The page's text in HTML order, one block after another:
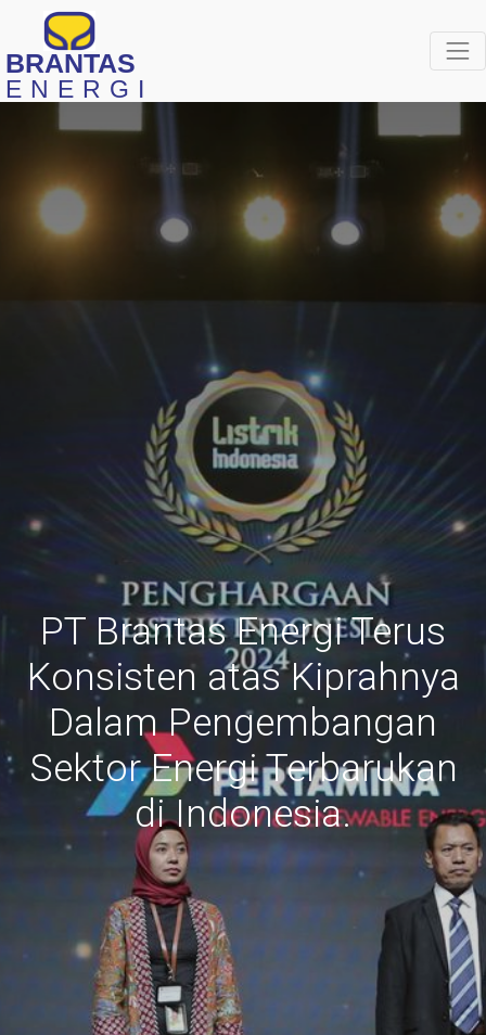
BRANTAS
ENERGI
PT Brantas Energi Terus
Konsisten atas Kiprahnya
Dalam Pengembangan
Sektor Energi Terbarukan
di Indonesia.